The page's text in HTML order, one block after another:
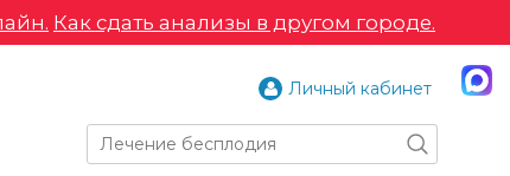
Как сдать анализы в другом городе.
Личный кабинет